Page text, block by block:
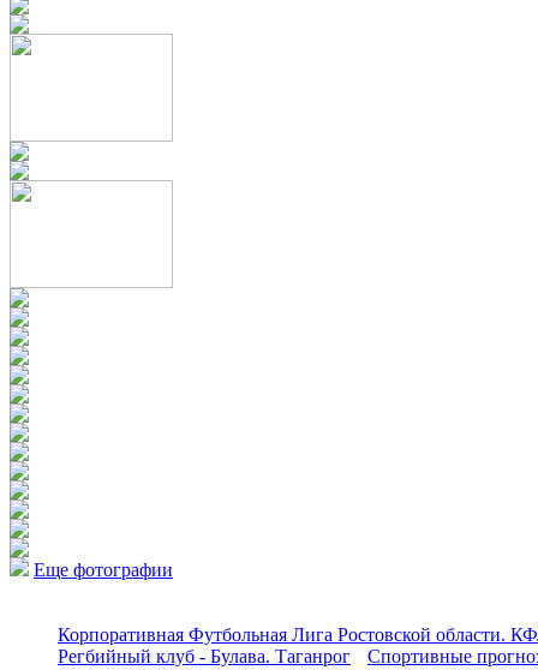
Еще фотографии
Корпоративная Футбольная Лига Ростовской области.
Регбийный клуб - Булава. Таганрог
Спортивные